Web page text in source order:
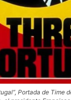
Portada de Time